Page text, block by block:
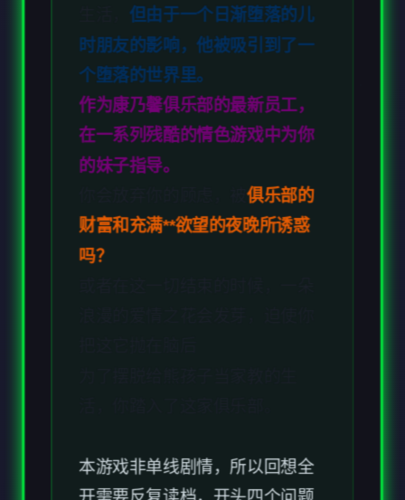
你会放弃你的顾虑，被 俱乐部的
财富和充满**欲望的夜晚所诱惑
吗？
或者在这一切结束的时候，一朵
浪漫的爱情之花会发芽，迫使你
为了摆脱给熊孩子当家教的生
活，你踏入了这家俱乐部。
告诉她这没什么>聊最近的电影>
失陪去洗手间>短信选婉言拒绝